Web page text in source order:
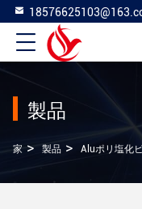
製品
家 > 製品 > Aluポリ塩化